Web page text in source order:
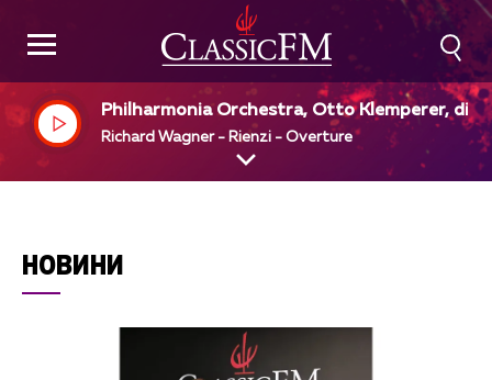
Philharmonia Orchestra, Otto Klemperer, dir
Richard Wagner - Rienzi - Overture
НОВИНИ